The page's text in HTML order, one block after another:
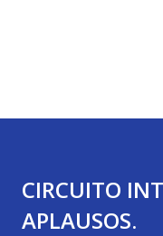
CIRCUITO
APLAUSOS.